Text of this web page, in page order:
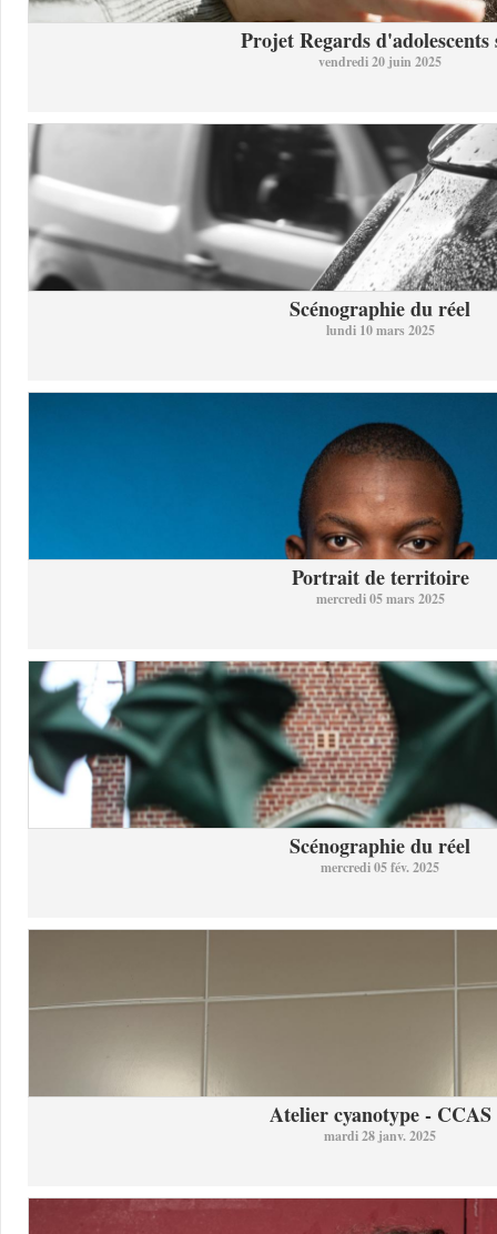
Projet Regards d'adolescents
vendredi 20 juin 2025
Scénographie du réel
lundi 10 mars 2025
Portrait de territoire
mercredi 05 mars 2025
Scénographie du réel
mercredi 05 fév. 2025
Atelier cyanotype - CCAS
mardi 28 janv. 2025